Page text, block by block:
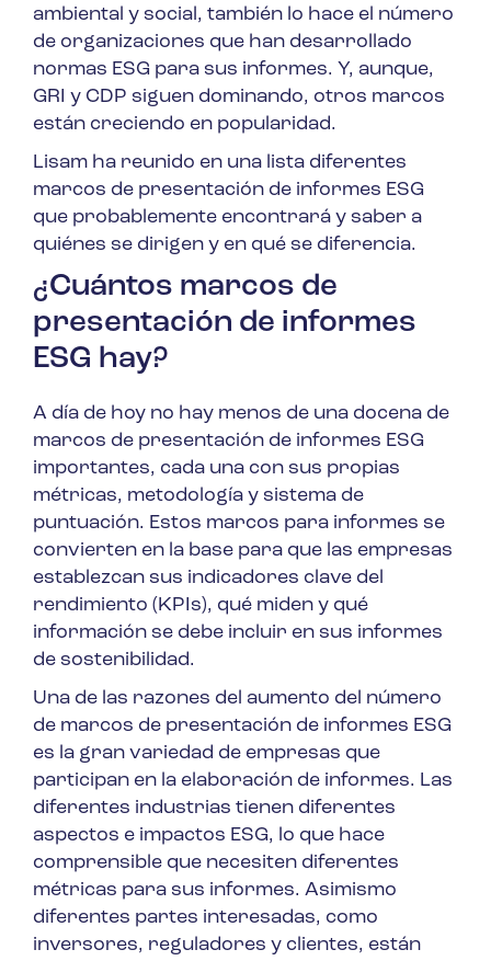
ambiental y social, también lo hace el número
de organizaciones que han desarrollado
normas ESG para sus informes. Y, aunque,
GRI y CDP siguen dominando, otros marcos
están creciendo en popularidad.
Lisam ha reunido en una lista diferentes
marcos de presentación de informes ESG
que probablemente encontrará y saber a
quiénes se dirigen y en qué se diferencia.
¿Cuántos marcos de
presentación de informes
ESG hay?
A día de hoy no hay menos de una docena de
marcos de presentación de informes ESG
importantes, cada una con sus propias
métricas, metodología y sistema de
puntuación. Estos marcos para informes se
convierten en la base para que las empresas
establezcan sus indicadores clave del
rendimiento (KPIs), qué miden y qué
información se debe incluir en sus informes
de sostenibilidad.
Una de las razones del aumento del número
de marcos de presentación de informes ESG
es la gran variedad de empresas que
participan en la elaboración de informes. Las
diferentes industrias tienen diferentes
aspectos e impactos ESG, lo que hace
comprensible que necesiten diferentes
métricas para sus informes. Asimismo
diferentes partes interesadas, como
inversores, reguladores y clientes, están